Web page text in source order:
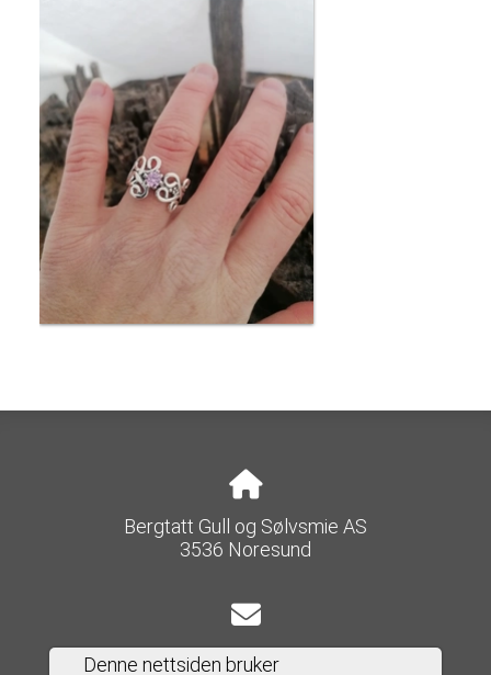
Bergtatt Gull og Sølvsmie AS
3536 Noresund
e-post@bergtatt-as.no
Denne nettsiden bruker